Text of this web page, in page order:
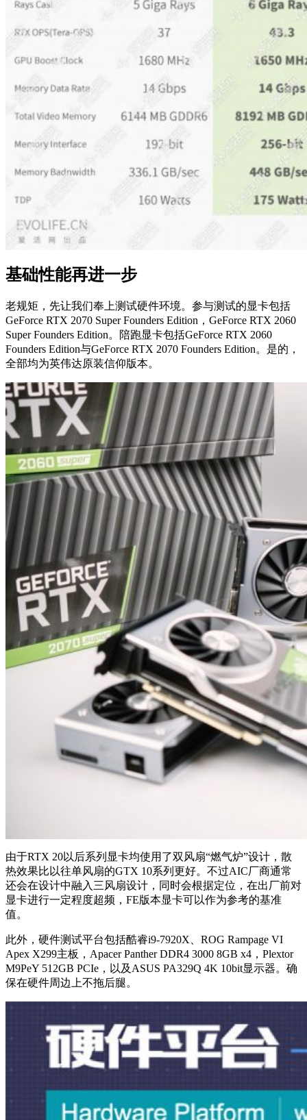
基础性能再进一步
老规矩，先让我们奉上测试硬件环境。参与测试的显卡包括
GeForce RTX 2070 Super Founders Edition，GeForce RTX 2060
Super Founders Edition。陪跑显卡包括GeForce RTX 2060
Founders Edition与GeForce RTX 2070 Founders Edition。是的，
全部均为英伟达原装信仰版本。
由于RTX 20以后系列显卡均使用了双风扇“燃气炉”设计，散
热效果比以往单风扇的GTX 10系列更好。不过AIC厂商通常
还会在设计中融入三风扇设计，同时会根据定位，在出厂前对
显卡进行一定程度超频，FE版本显卡可以作为参考的基准
值。
此外，硬件测试平台包括酷睿i9-7920X、ROG Rampage VI
Apex X299主板，Apacer Panther DDR4 3000 8GB x4，Plextor
M9PeY 512GB PCIe，以及ASUS PA329Q 4K 10bit显示器。确
保在硬件周边上不拖后腿。